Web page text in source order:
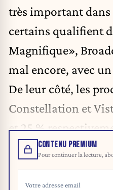
très important dans
certains qualifient
Magnifique»,
mal encore, avec
De leur côté, les
Constellation et
et 25 %
CONTENU PREMIUM
Pour continuer la lecture,